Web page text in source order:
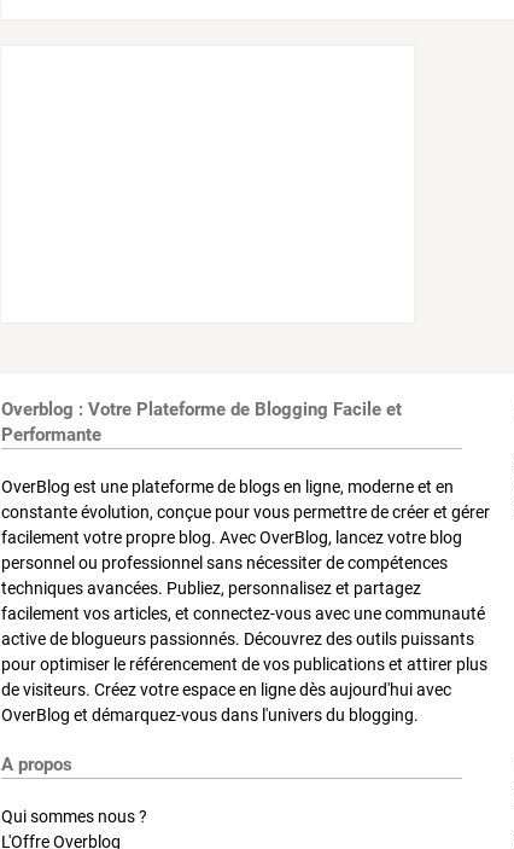
Overblog : Votre Plateforme de Blogging Facile et
Performante
OverBlog est une plateforme de blogs en ligne, moderne et en
constante évolution, conçue pour vous permettre de créer et gérer
facilement votre propre blog. Avec OverBlog, lancez votre blog
personnel ou professionnel sans nécessiter de compétences
techniques avancées. Publiez, personnalisez et partagez
facilement vos articles, et connectez-vous avec une communauté
active de blogueurs passionnés. Découvrez des outils puissants
pour optimiser le référencement de vos publications et attirer plus
de visiteurs. Créez votre espace en ligne dès aujourd'hui avec
OverBlog et démarquez-vous dans l'univers du blogging.
A propos
Qui sommes nous ?
L'Offre Overblog